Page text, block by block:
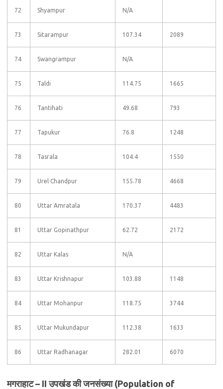
72 Shyampur N/A
73 Sitarampur 107.34 2089
74 Swangrampur N/A
75 Taldi 114.75 1665
76 Tantihati 49.68 793
77 Tapukur 76.8 1248
78 Tasrala 104.4 1550
79 Urel Chandpur 155.78 4668
80 Uttar Amratala 170.37 4483
81 Uttar Gopinathpur 62.72 2172
82 Uttar Kalas N/A
83 Uttar Krishnapur 103.88 1148
84 Uttar Mohanpur 118.75 3744
85 Uttar Mukundapur 112.38 1633
86 Uttar Radhanagar 282.01 6070
मगराहाट – II उपखंड की जनसंख्या (Population of